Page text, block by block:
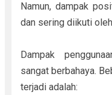
Namun, dampak
dan sering diikuti
Dampak
sangat berbahaya.
terjadi adalah: